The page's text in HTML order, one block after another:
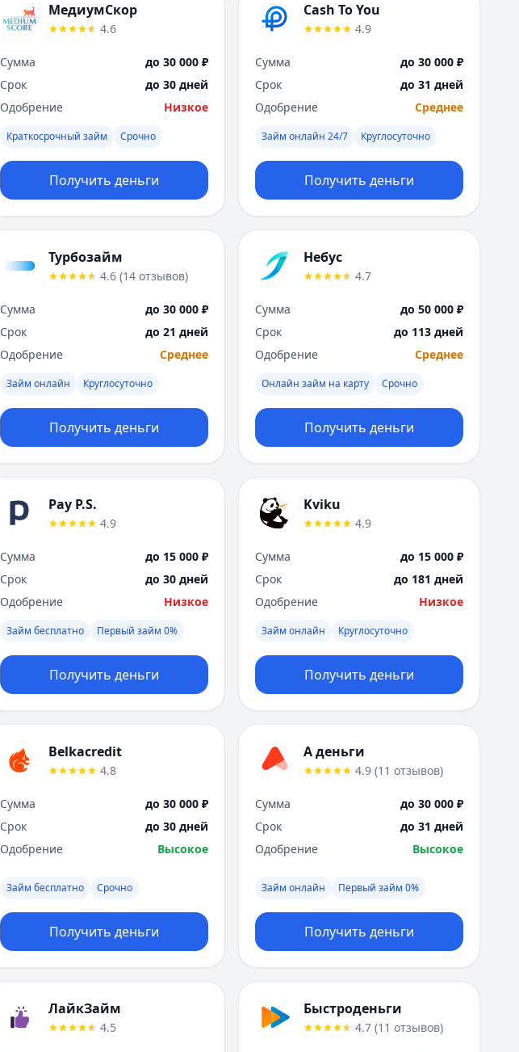
Х
Хабаровск
Чита
Я
Ярославль
Вся Россия
МедиумСкор
4.6
Сумма
до 30 000 ₽
Срок
до 30 дней
Одобрение
Низкое
Краткосрочный займ Срочно
Получить деньги
Cash To You
4.9
Сумма
до 30 000 ₽
Срок
до 31 дней
Одобрение
Среднее
Займ онлайн 24/7 Круглосуточно
Получить деньги
Турбозайм
4.6 (14 отзывов)
Сумма
до 30 000 ₽
Срок
до 21 дней
Одобрение
Среднее
Займ онлайн Круглосуточно
Получить деньги
Небус
4.7
Сумма
до 50 000 ₽
Срок
до 113 дней
Одобрение
Среднее
Онлайн займ на карту Срочно
Получить деньги
Pay P.S.
4.9
Сумма
до 15 000 ₽
Срок
до 30 дней
Одобрение
Низкое
Займ бесплатно Первый займ 0%
Получить деньги
Kviku
4.9
Сумма
до 15 000 ₽
Срок
до 181 дней
Одобрение
Низкое
Займ онлайн Круглосуточно
Получить деньги
Belkacredit
4.8
Сумма
до 30 000 ₽
Срок
до 30 дней
Одобрение
Высокое
Займ бесплатно Срочно
Получить деньги
А деньги
4.9 (11 отзывов)
Сумма
до 30 000 ₽
Срок
до 31 дней
Одобрение
Высокое
Займ онлайн Первый займ 0%
Получить деньги
ЛайкЗайм
4.5
Быстроденьги
4.7 (11 отзывов)